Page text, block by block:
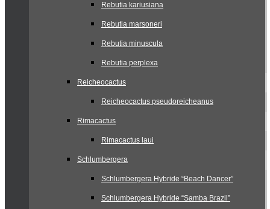
Rebutia kariusiana
Rebutia marsoneri
Rebutia minuscula
Rebutia perplexa
Reicheocactus
Reicheocactus pseudoreicheanus
Rimacactus
Rimacactus laui
Schlumbergera
Schlumbergera Hybride “Beach Dancer”
Schlumbergera Hybride “Samba Brazil”